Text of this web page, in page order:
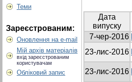
Теми
Зареєстрованим:
Оновлення на e-mail
Мій архів матеріалів
вхід зареєстрованим
користувачам
Обліковий запис
Дата
випуску
7-чер-2016
23-лис-2016
23-лис-2016